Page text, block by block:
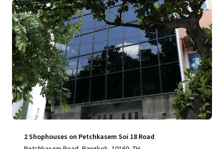
2 Shophouses on Petchkasem Soi 18 Road